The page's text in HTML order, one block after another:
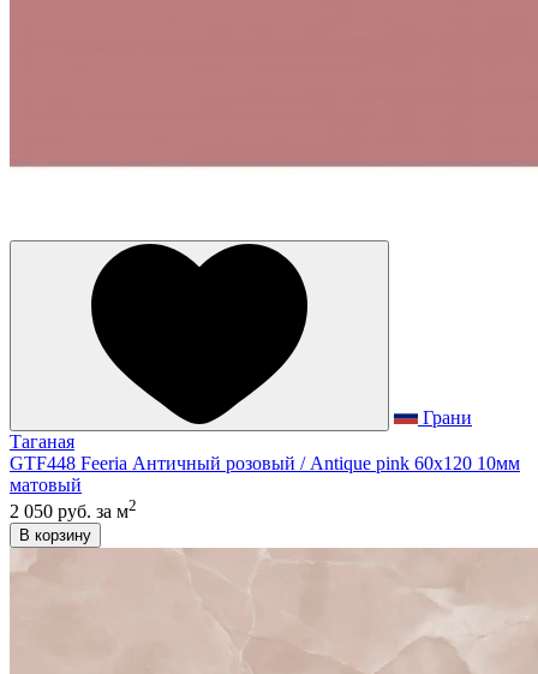
Грани
Таганая
GTF448 Feeria Античный розовый / Antique pink 60х120 10мм
матовый
2 050 руб. за м2
В корзину